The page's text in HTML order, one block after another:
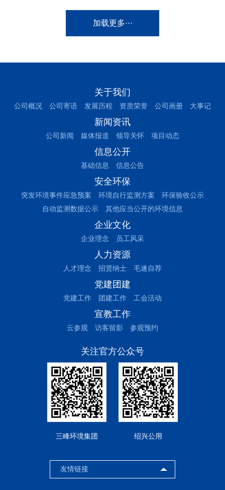
加载更多···
关于我们
公司概况 公司寄语 发展历程 资质荣誉 公司画册 大事记
新闻资讯
公司新闻 媒体报道 领导关怀 项目动态
信息公开
基础信息 信息公告
安全环保
突发环境事件应急预案 环境自行监测方案
环保验收公示
自动监测数据公示
其他应当公开的环境信息
企业文化
企业理念 员工风采
人力资源
人才理念 招贤纳士 毛遂自荐
党建团建
党建工作 团建工作 工会活动
宣教工作
云参观 访客留影 参观预约
关注官方公众号
三峰环境集团 绍兴公用